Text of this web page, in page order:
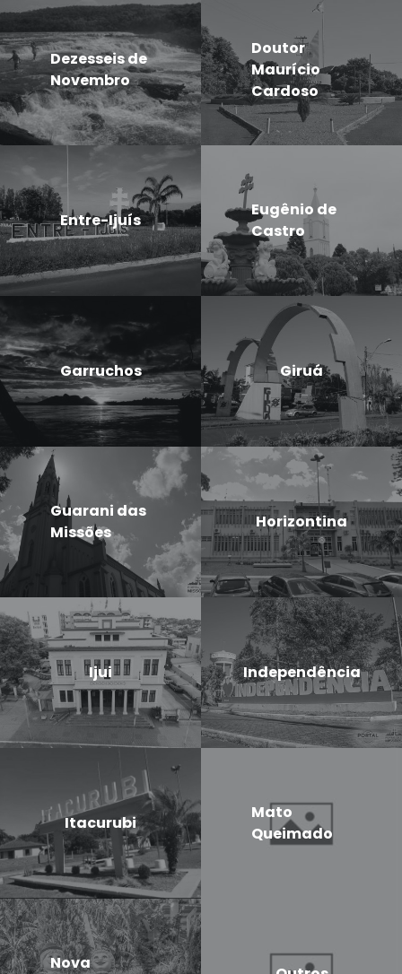
Dezesseis de
Novembro
Doutor
Maurício
Cardoso
Entre-Ijuís
Eugênio de
Castro
Garruchos Giruá
Guarani das
Missões
Horizontina
Ijui Independência
Itacurubi
Mato
Queimado
Nova